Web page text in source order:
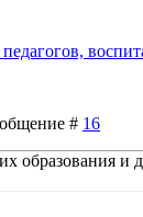
# 16
и